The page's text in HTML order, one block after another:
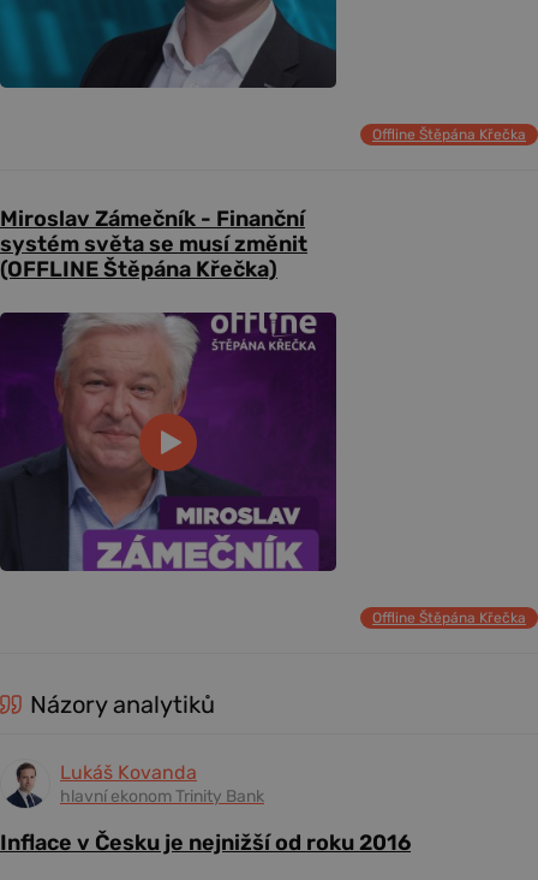
Offline Štěpána Křečka
Miroslav Zámečník - Finanční
systém světa se musí změnit
(OFFLINE Štěpána Křečka)
Offline Štěpána Křečka
Názory analytiků
Lukáš Kovanda
hlavní ekonom Trinity Bank
Inflace v Česku je nejnižší od roku 2016